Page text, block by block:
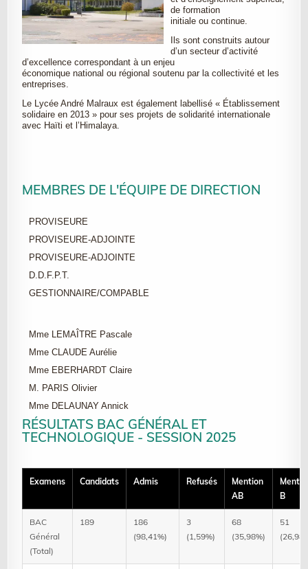
de formation
initiale ou continue.
Ils sont construits autour
d’un secteur d’activité
d’excellence correspondant à un enjeu
économique national ou régional soutenu par la collectivité et les
entreprises.
Le Lycée André Malraux est également labellisé « Établissement
solidaire en 2013 » pour ses projets de solidarité internationale
avec Haïti et l’Himalaya.
MEMBRES DE L'ÉQUIPE DE DIRECTION
PROVISEURE
PROVISEURE-ADJOINTE
PROVISEURE-ADJOINTE
D.D.F.P.T.
GESTIONNAIRE/COMPABLE
Mme LEMAÎTRE Pascale
Mme CLAUDE Aurélie
Mme EBERHARDT Claire
M. PARIS Olivier
Mme DELAUNAY Annick
RÉSULTATS BAC GÉNÉRAL ET
TECHNOLOGIQUE - SESSION 2025
Examens Candidats Admis Refusés
Mention
AB
B
BAC
Général
(Total)
189
186
(98,41%)
3
(1,59%)
68
(35,98%)
51